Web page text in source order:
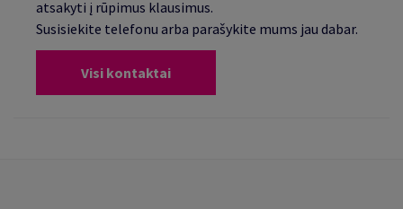
atsakyti į rūpimus klausimus.
Susisiekite telefonu arba parašykite mums jau dabar.
Visi kontaktai